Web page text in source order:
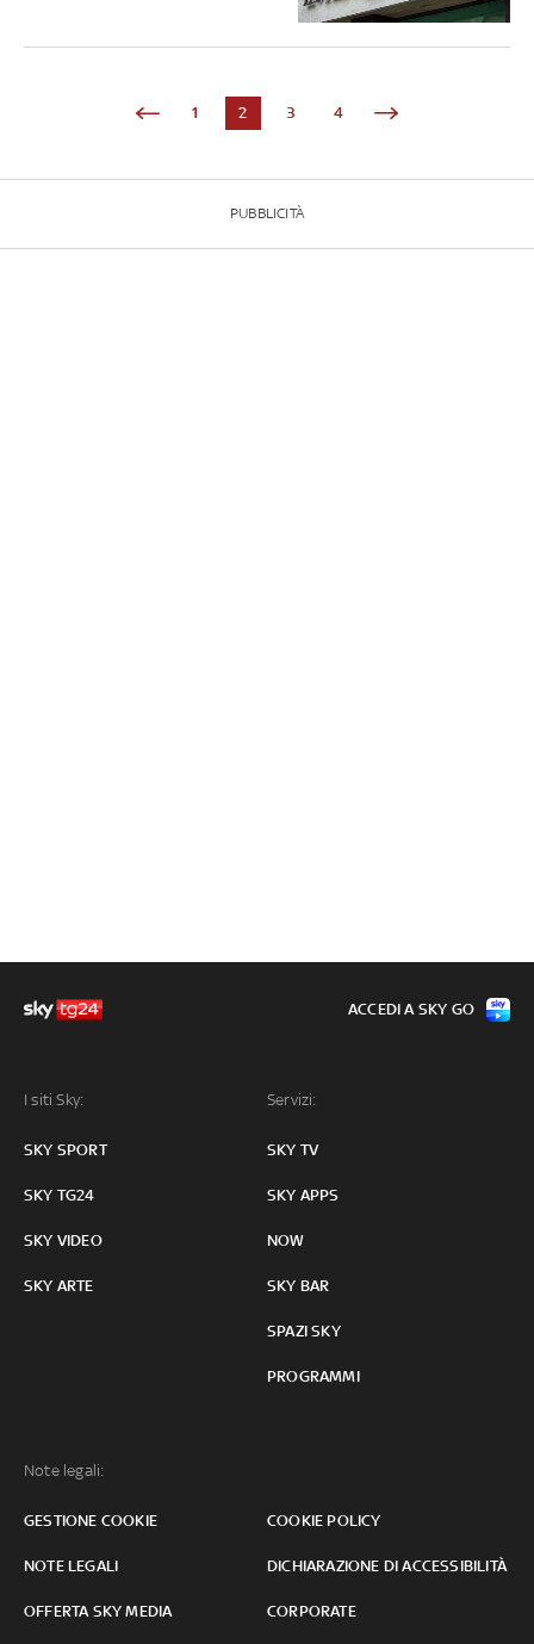
1 2 3 4
PUBBLICITÀ
I siti Sky:
SKY SPORT
SKY TG24
SKY VIDEO
SKY ARTE
Servizi:
SKY TV
SKY APPS
NOW
SKY BAR
SPAZI SKY
PROGRAMMI
Note legali:
GESTIONE COOKIE COOKIE POLICY
NOTE LEGALI DICHIARAZIONE DI ACCESSIBILITÀ
OFFERTA SKY MEDIA CORPORATE
ACCEDI A SKY GO